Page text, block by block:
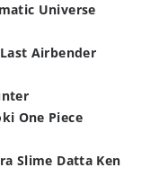
Universe
Airbender
One Piece
Slime Datta Ken